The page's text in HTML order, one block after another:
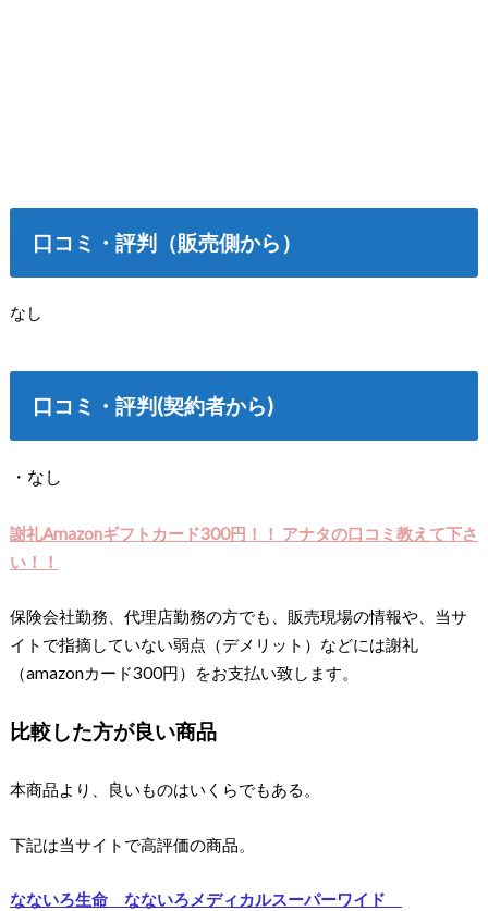
口コミ・評判（販売側から）
なし
口コミ ・評判(契約者から)
・なし
謝礼Amazonギフトカード300円！！ アナタの口コミ教えて下さ
い！！
保険会社勤務、代理店勤務の方でも、販売現場の情報や、当サ
イトで指摘していない弱点（デメリット）などには謝礼
（amazonカード300円）をお支払い致します。
比較した方が良い商品
本商品より、良いものはいくらでもある。
下記は当サイトで高評価の商品。
なないろ生命 なないろメディカルスーパーワイド